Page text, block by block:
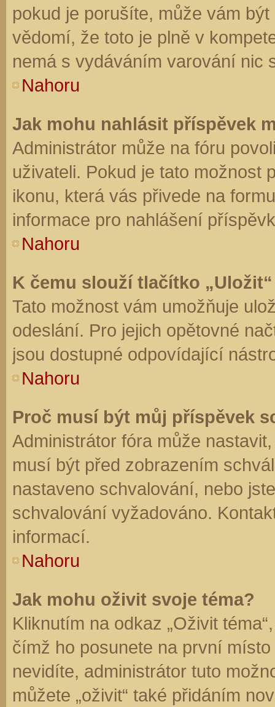
pokud je porušíte, může vám
vědomí, že toto je plně v
nemá s vydáváním varování nic
Nahoru
Jak mohu nahlásit příspěvek
Administrátor může na fóru
uživateli. Pokud je tato možnost
ikonu, která vás přivede na
informace pro nahlášení
Nahoru
K čemu slouží tlačítko
Tato možnost vám umožňuje
odeslání. Pro jejich opětovné
jsou dostupné odpovídající
Nahoru
Proč musí být můj příspěvek
Administrátor fóra může
musí být před zobrazením
nastaveno schvalování, nebo
schvalování vyžadováno.
informací.
Nahoru
Jak mohu oživit svoje téma?
Kliknutím na odkaz „Oživit
čímž ho posunete na první
nevidíte, administrátor tuto
můžete „oživit“ také přidáním